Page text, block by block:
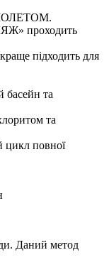
проходить
підходить для
басейн та
та
цикл повної
Даний метод